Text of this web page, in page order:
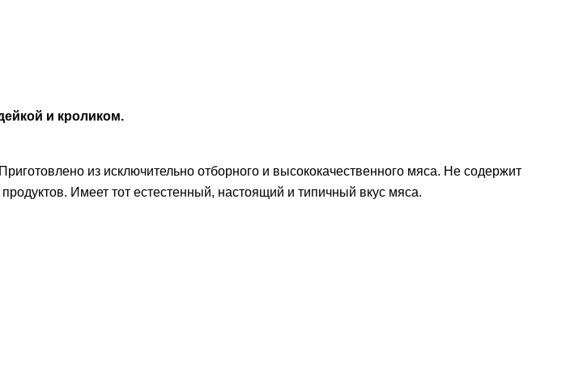
и кроликом.
из исключительно отборного и высококачественного мяса. Не содержит
Имеет тот естестенный, настоящий и типичный вкус мяса.